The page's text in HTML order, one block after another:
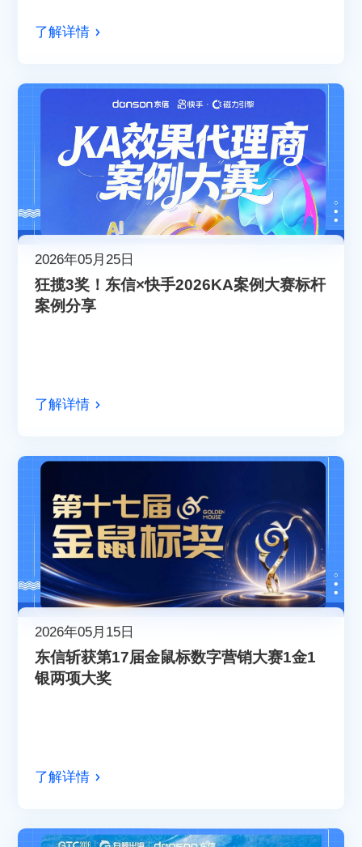
了解详情
2026年05月25日
狂揽3奖！东信×快手2026KA案例大赛标杆
案例分享
了解详情
2026年05月15日
东信斩获第17届金鼠标数字营销大赛1金1
银两项大奖
了解详情